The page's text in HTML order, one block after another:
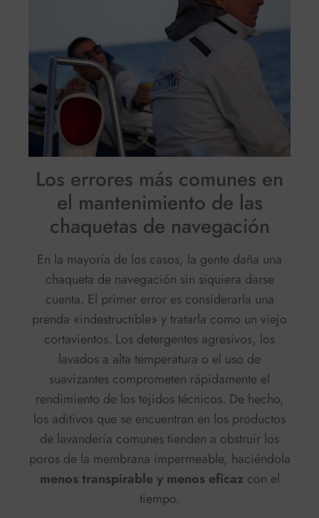
Los errores más comunes en
el mantenimiento de las
chaquetas de navegación
En la mayoría de los casos, la gente daña una
chaqueta de navegación sin siquiera darse
cuenta. El primer error es considerarla una
prenda «indestructible» y tratarla como un viejo
cortavientos. Los detergentes agresivos, los
lavados a alta temperatura o el uso de
suavizantes comprometen rápidamente el
rendimiento de los tejidos técnicos. De hecho,
los aditivos que se encuentran en los productos
de lavandería comunes tienden a obstruir los
poros de la membrana impermeable, haciéndola
menos transpirable y menos eficaz con el
tiempo.